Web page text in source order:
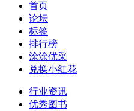
首页
论坛
标签
排行榜
涂涂优采
兑换小红花
行业资讯
优秀图书